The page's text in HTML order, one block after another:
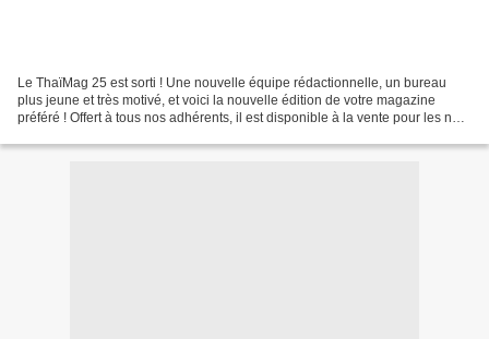
Le ThaïMag 25 est sorti ! Une nouvelle équipe rédactionnelle, un bureau
plus jeune et très motivé, et voici la nouvelle édition de votre magazine
préféré ! Offert à tous nos adhérents, il est disponible à la vente pour les non-